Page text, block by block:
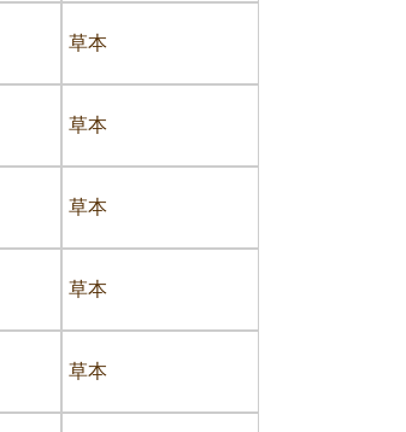
草本
草本
草本
草本
草本